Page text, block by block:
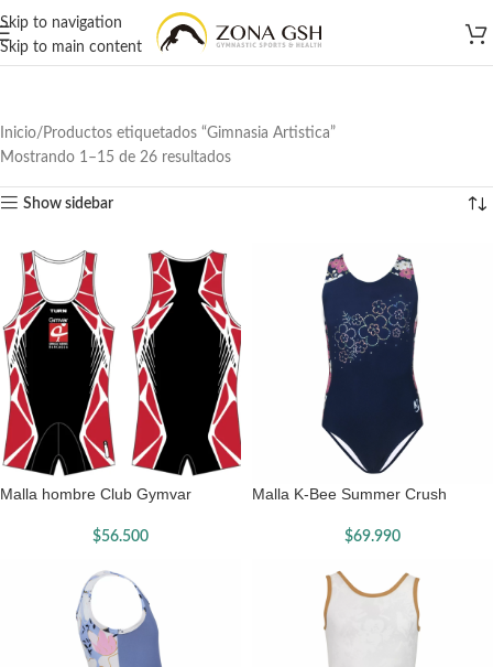
Skip to navigation
Skip to main content
Inicio Productos etiquetados “Gimnasia Artistica”
Mostrando 1–15 de 26 resultados
Show sidebar
Malla hombre Club Gymvar
$56.500
Malla K-Bee Summer Crush
$69.990